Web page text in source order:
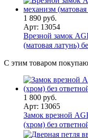
1 890 руб.
Арт: 13054
Врезной замок
(матовая латунь)
С этим товаром
1 800 руб.
Арт: 13065
Замок врезной
(хром) без